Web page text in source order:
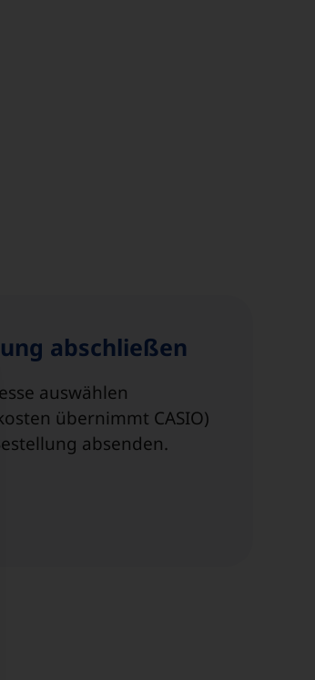
abschließen
auswählen
übernimmt CASIO)
absenden.
wird der Dialog geschlossen. Seine Funktionalität